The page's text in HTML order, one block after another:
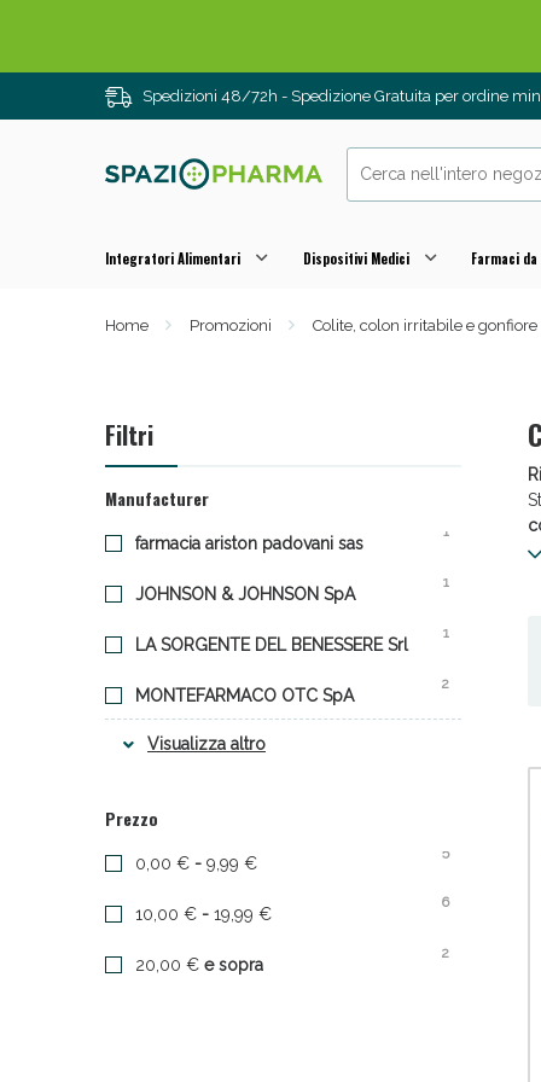
Spedizioni 48/72h - Spedizione Gratuita per ordine
Integratori Alimentari Dispositivi Medici Farmaci
Home Promozioni Colite, colon irritabile e gonfiore
Filtri
Manufacturer
farmacia ariston padovani sas
1
JOHNSON & JOHNSON SpA
1
LA SORGENTE DEL BENESSERE Srl
1
MONTEFARMACO OTC SpA
2
NATHURA SpA a socio unico
Visualizza altro
Prezzo
0,00 € - 9,99 €
5
10,00 € - 19,99 €
6
20,00 € e sopra
2